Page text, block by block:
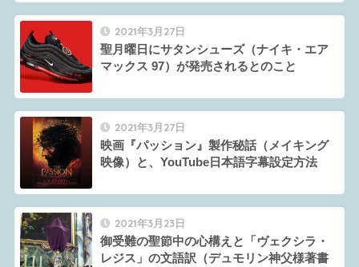
2021年3月27日
聖月曜日にサタンシューズ（ナイキ・エア
マックス 97）が発売されるとのこと
2021年3月27日
映画『パッション』製作秘話（メイキング
映像）と、YouTube日本語字幕設定方法
2021年3月23日
御受難の聖節中の心構えと「ヴェクシラ・
レジス」の文語訳（デュモリン神父様著書